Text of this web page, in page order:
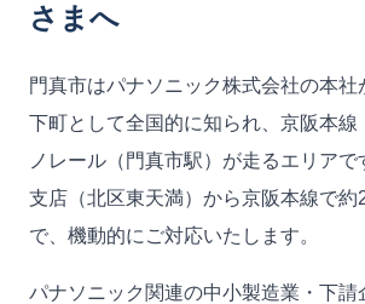
さまへ
門真市はパナソニック株式会社の本
下町として全国的に知られ、京阪本線
ノレール（門真市駅）が走るエリアで
支店（北区東天満）から京阪本線で約
で、機動的にご対応いたします。
パナソニック関連の中小製造業・下請